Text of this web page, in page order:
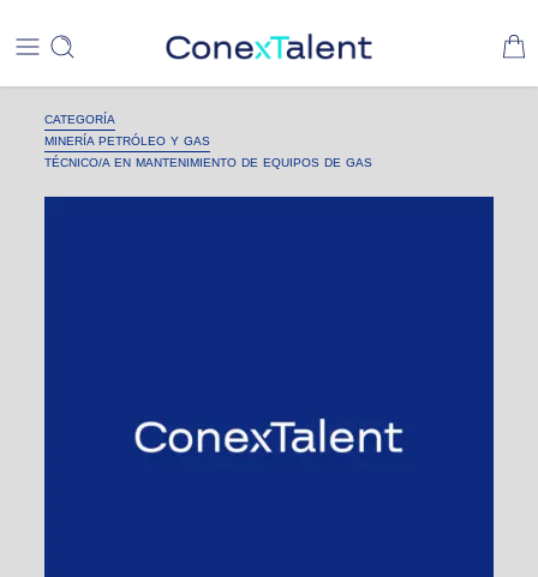
CATEGORÍA
MINERÍA PETRÓLEO Y GAS
TÉCNICO/A EN MANTENIMIENTO DE EQUIPOS DE GAS